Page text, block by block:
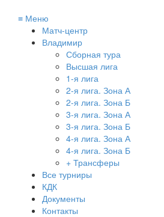
≡ Меню
Матч-центр
Владимир
Сборная тура
Высшая лига
1-я лига
2-я лига. Зона А
2-я лига. Зона Б
3-я лига. Зона А
3-я лига. Зона Б
4-я лига. Зона А
4-я лига. Зона Б
+ Трансферы
Все турниры
КДК
Документы
Контакты